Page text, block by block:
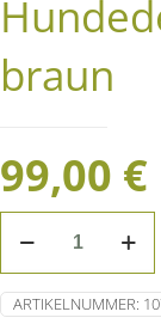
braun
99,00 €
Portable
Menge
ARTIKELNUMMER: